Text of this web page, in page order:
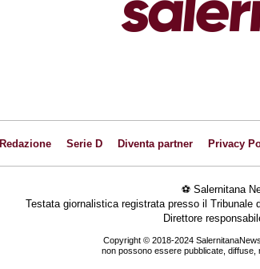
Redazione Serie D Diventa partner Privacy
⚽ Salernitana
Testata giornalistica registrata presso il
Direttore
Copyright © 2018-2024
non possono essere pubblicate,